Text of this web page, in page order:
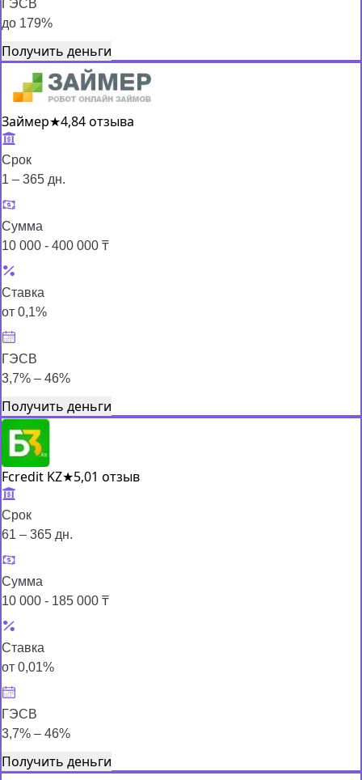
ГЭСВ
до 179%
Получить деньги
Займер★4,84 отзыва
Срок
1 – 365 дн.
Сумма
10 000 - 400 000 ₸
Ставка
от 0,1%
ГЭСВ
3,7% – 46%
Получить деньги
Fcredit KZ★5,01 отзыв
Срок
61 – 365 дн.
Сумма
10 000 - 185 000 ₸
Ставка
от 0,01%
ГЭСВ
3,7% – 46%
Получить деньги